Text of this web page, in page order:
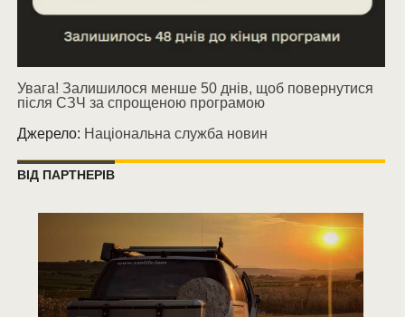
Увага! Залишилося менше 50 днів, щоб повернутися
після СЗЧ за спрощеною програмою
Джерело: Національна служба новин
ВІД ПАРТНЕРІВ